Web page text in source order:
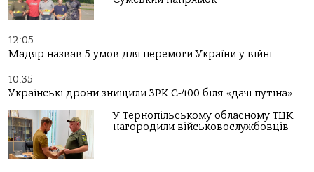
12:05
Мадяр назвав 5 умов для перемоги України у війні
10:35
Українські дрони знищили ЗРК С-400 біля «дачі путіна»
У Тернопільському обласному ТЦК
нагородили військовослужбовців